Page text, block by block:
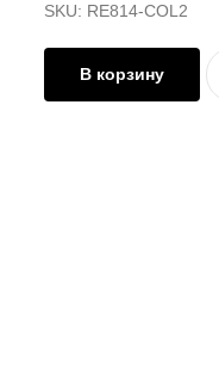
SKU: RE814-COL2
В корзину